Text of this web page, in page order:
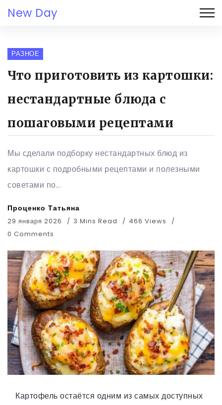
New Day
РАЗНОЕ
Что приготовить из картошки:
нестандартные блюда с
пошаговыми рецептами
Мы сделали подборку нестандартных блюд из
картошки с подробными рецептами и полезными
советами по...
Проценко Татьяна
29 января 2026 3 Mins Read
466 Views
0 Comments
Картофель остаётся одним из самых доступных